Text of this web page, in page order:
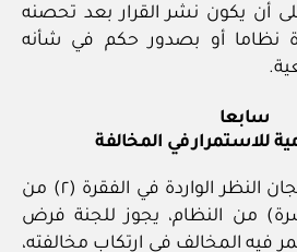
أن يكون نشر القرار بعد تحصنه
نظاما أو بصدور حكم في شأنه
سابعا
للاستمرار في المخالفة
مع مراعاة صلاحيات لجان النظر الواردة في الفقرة (٢) من
من النظام، يجوز للجنة فرض
فيه المخالف في ارتكاب مخالفته،